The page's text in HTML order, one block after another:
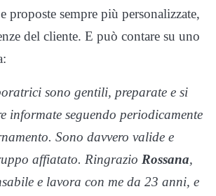
proposte sempre più personalizzate,
del cliente. E può contare su uno
sono gentili, preparate e si
informate seguendo periodicamente
Sono davvero valide e
affiatato. Ringrazio Rossana,
e lavora con me da 23 anni, e